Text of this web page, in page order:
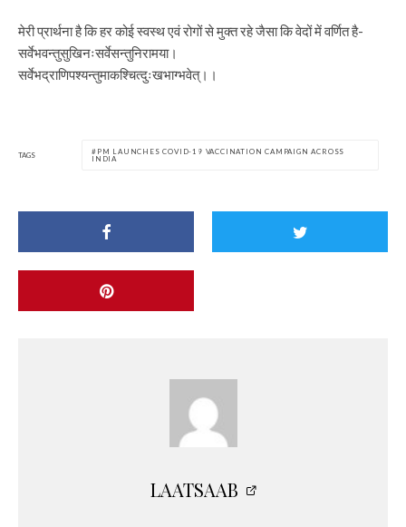
मेरी प्रार्थना है कि हर कोई स्वस्थ एवं रोगों से मुक्त रहे जैसा कि वेदों में वर्णित है-
सर्वेभवन्तुसुखिनःसर्वेसन्तुनिरामया।
सर्वेभद्राणिपश्यन्तुमाकश्चित्दुःखभाग्भवेत्।।
TAGS
PM LAUNCHES COVID-19 VACCINATION CAMPAIGN ACROSS
INDIA
LAATSAAB